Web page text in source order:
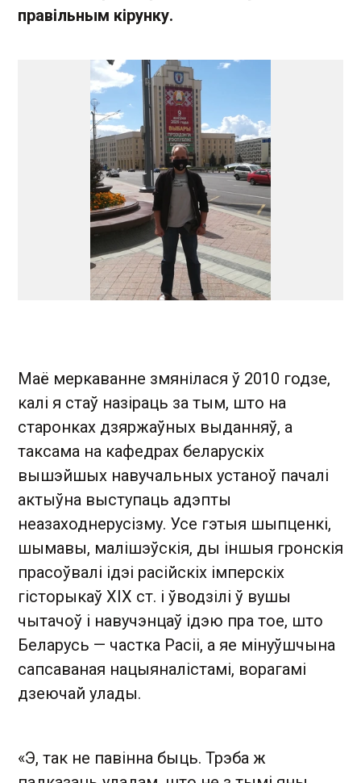
правільным кірунку.
Маё меркаванне змянілася ў 2010 годзе,
калі я стаў назіраць за тым, што на
старонках дзяржаўных выданняў, а
таксама на кафедрах беларускіх
вышэйшых навучальных устаноў пачалі
актыўна выступаць адэпты
неазаходнерусізму. Усе гэтыя шыпценкі,
шымавы, малішэўскія, ды іншыя гронскія
прасоўвалі ідэі расійскіх імперскіх
гісторыкаў XIX ст. і ўводзілі ў вушы
чытачоў і навучэнцаў ідэю пра тое, што
Беларусь — частка Расіі, а яе мінуўшчына
сапсаваная нацыяналістамі, ворагамі
дзеючай улады.
«Э, так не павінна быць. Трэба ж